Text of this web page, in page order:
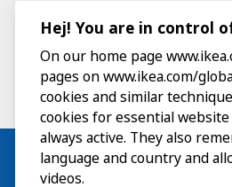
Hej! You are in control
On our home page
pages on www.ikea.com/
cookies and similar
cookies for essential
always active. They also
language and country and
videos.